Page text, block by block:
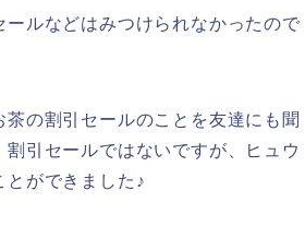
ルなどはみつけられなかったので
の割引セールのことを友達にも聞
引セールではないですが、ヒュウ
とができました♪